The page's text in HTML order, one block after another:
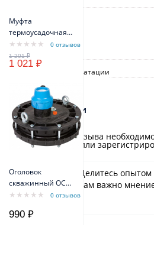
Муфта
термоусадочная
МТК 3x1,5 мм -
3x2,5мм
0 отзывов
1 021 ₽
Оголовок
скважинный ОСП
130-140/40
0 отзывов
990 ₽
Инструкции
Описание
Руководство по эксплуатации
Отзывы и оценки
Для добавления отзыва
учётной записью или
Будьте первым! Делитесь опытом
сделать выбор. Нам важно
Спасибо!